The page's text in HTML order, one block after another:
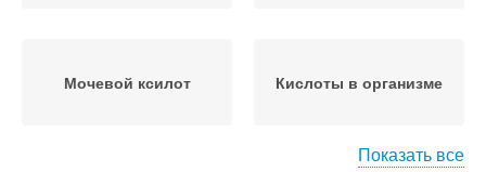
Мочевой ксилот Кислоты в организме
Показать все